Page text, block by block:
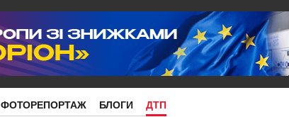
ФОТОРЕПОРТАЖ БЛОГИ ДТП